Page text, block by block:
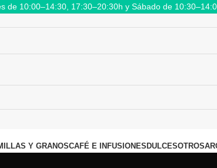
de 10:00–14:30, 17:30–20:30h y Sábado de
Y GRANOSCAFÉ E INFUSIONESDULCESOTROS